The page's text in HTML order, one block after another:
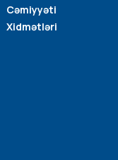
Cəmiyyəti
Xidmətləri